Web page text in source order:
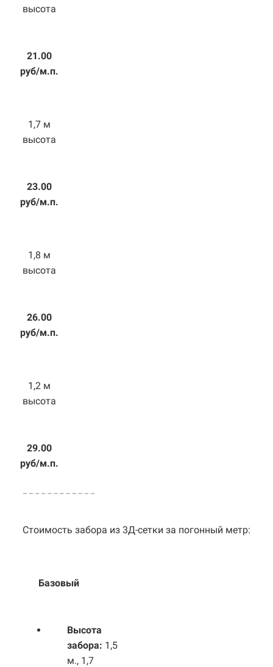
высота
21.00
руб/м.п.
1,7 м
высота
23.00
руб/м.п.
1,8 м
высота
26.00
руб/м.п.
1,2 м
высота
29.00
руб/м.п.
Стоимость забора из 3Д-сетки за погонный метр:
Базовый
Высота
забора: 1,5
м., 1,7